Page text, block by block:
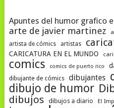
Apuntes del humor grafico
arte de javier martinez
artista de cómics artistas
CARICATURA EN EL MUNDO
comics comics de puerto rico
dibujante de cómics dibujantes
dibujo de humor
dibujos dibujos a diario El